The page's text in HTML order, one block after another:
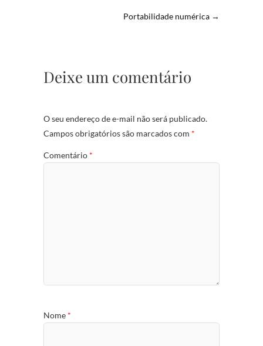
Portabilidade numérica →
Deixe um comentário
O seu endereço de e-mail não será publicado.
Campos obrigatórios são marcados com *
Comentário *
Nome *